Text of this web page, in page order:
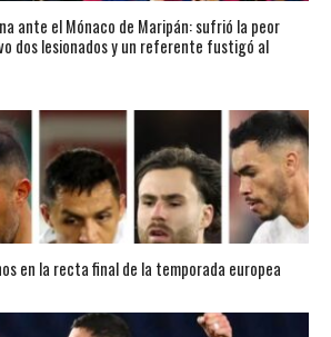
ante el Mónaco de Maripán: sufrió la peor
dos lesionados y un referente fustigó al
en la recta final de la temporada europea